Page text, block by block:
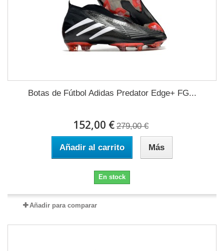
Botas de Fútbol Adidas Predator Edge+ FG...
152,00 € 279,00 €
Añadir al carrito Más
En stock
Añadir para comparar